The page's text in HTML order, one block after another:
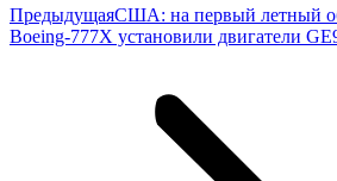
ПредыдущаяПредыдущая
запись:
США: на первый летный
Boeing-777X установили двигатели